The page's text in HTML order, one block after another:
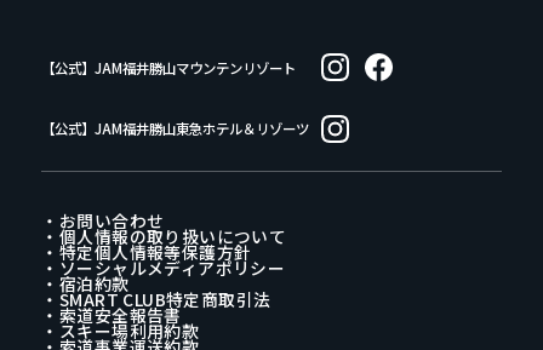
【公式】JAM福井勝山マウンテンリゾート
【公式】JAM福井勝山東急ホテル＆リゾーツ
・お問い合わせ
・個人情報の取り扱いについて
・特定個人情報等保護方針
・ソーシャルメディアポリシー
・宿泊約款
・SMART CLUB特定商取引法
・索道安全報告書
・スキー場利用約款